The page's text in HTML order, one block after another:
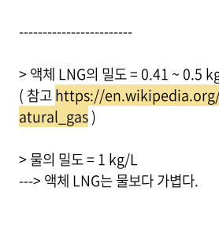
------------------------
> 액체 LNG의 밀도 = 0.41 ~ 0.5
( 참고https://
atural_gas)
> 물의 밀도 = 1 kg/L
---> 액체 LNG는 물보다 가볍다.